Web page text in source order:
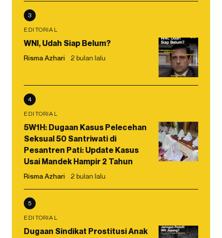
3
EDITORIAL
WNI, Udah Siap Belum?
Risma Azhari 2 bulan lalu
4
EDITORIAL
5W1H: Dugaan Kasus Pelecehan
Seksual 50 Santriwati di
Pesantren Pati: Update Kasus
Usai Mandek Hampir 2 Tahun
Risma Azhari 2 bulan lalu
5
EDITORIAL
Dugaan Sindikat Prostitusi Anak